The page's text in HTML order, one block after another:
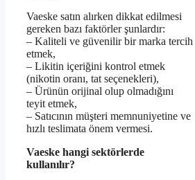
Vaeske satın alırken dikkat edilmesi
gereken bazı faktörler şunlardır:
– Kaliteli ve güvenilir bir marka tercih
etmek,
– Likitin içeriğini kontrol etmek
(nikotin oranı, tat seçenekleri),
– Ürünün orijinal olup olmadığını
teyit etmek,
– Satıcının müşteri memnuniyetine ve
hızlı teslimata önem vermesi.
Vaeske hangi sektörlerde
kullanılır?